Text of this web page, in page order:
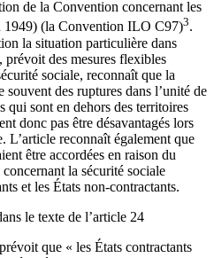
de la Convention concernant les
1949) (la Convention ILO C97)3.
la situation particulière dans
prévoit des mesures flexibles
sociale, reconnaît que la
des ruptures dans l’unité de
qui sont en dehors des territoires
donc pas être désavantagés lors
L’article reconnaît également que
être accordées en raison du
la sécurité sociale
et les États non-contractants.
le texte de l’article 24
que « les États contractants